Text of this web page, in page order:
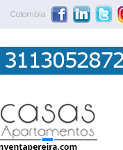
Colombia